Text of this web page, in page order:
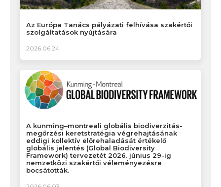
Az Európa Tanács pályázati felhívása szakértői
szolgáltatások nyújtására
2026.06.24.
A kunming–montreali globális biodiverzitás-
megőrzési keretstratégia végrehajtásának
eddigi kollektív előrehaladását értékelő
globális jelentés (Global Biodiversity
Framework) tervezetét 2026. június 29-ig
nemzetközi szakértői véleményezésre
bocsátották.